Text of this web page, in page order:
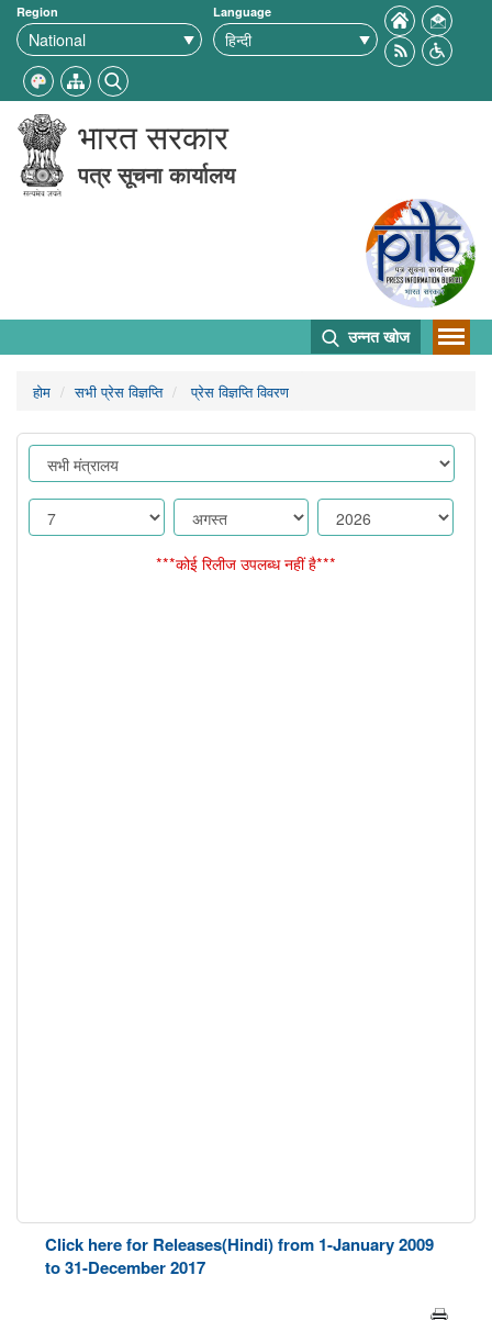
Region Language
भारत सरकार
पत्र सूचना कार्यालय
उन्नत खोज
होम सभी प्रेस विज्ञप्ति प्रेस विज्ञप्ति विवरण
***कोई रिलीज उपलब्ध नहीं है***
Click here for Releases(Hindi) from 1-January 2009
to 31-December 2017